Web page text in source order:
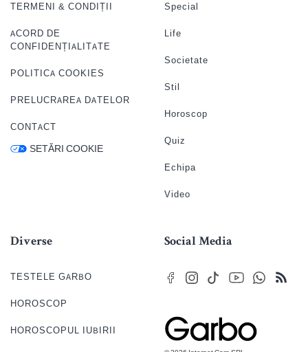
TERMENI & CONDIȚII
ACORD DE
CONFIDENȚIALITATE
POLITICA COOKIES
PRELUCRAREA DATELOR
CONTACT
SETĂRI COOKIE
Special
Life
Societate
Stil
Horoscop
Quiz
Echipa
Video
Diverse
TESTELE GARBO
HOROSCOP
HOROSCOPUL IUBIRII
Social Media